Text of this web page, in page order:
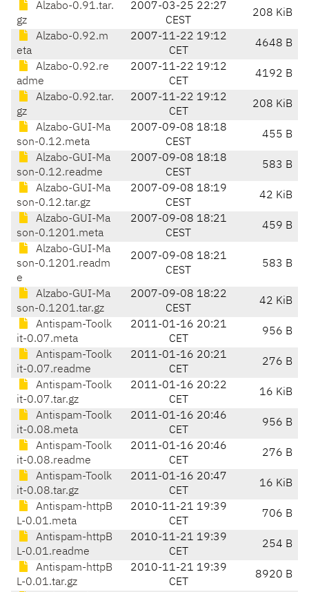
Alzabo-0.91.tar.
gz
2007-03-25 22:27
CEST
208 KiB
Alzabo-0.92.m
eta
2007-11-22 19:12
CET
4648 B
Alzabo-0.92.re
adme
2007-11-22 19:12
CET
4192 B
Alzabo-0.92.tar.
gz
2007-11-22 19:12
CET
208 KiB
Alzabo-GUI-Ma
son-0.12.meta
2007-09-08 18:18
CEST
455 B
Alzabo-GUI-Ma
son-0.12.readme
2007-09-08 18:18
CEST
583 B
Alzabo-GUI-Ma
son-0.12.tar.gz
2007-09-08 18:19
CEST
42 KiB
Alzabo-GUI-Ma
son-0.1201.meta
2007-09-08 18:21
CEST
459 B
Alzabo-GUI-Ma
son-0.1201.readm
e
2007-09-08 18:21
CEST
583 B
Alzabo-GUI-Ma
son-0.1201.tar.gz
2007-09-08 18:22
CEST
42 KiB
Antispam-Toolk
it-0.07.meta
2011-01-16 20:21
CET
956 B
Antispam-Toolk
it-0.07.readme
2011-01-16 20:21
CET
276 B
Antispam-Toolk
it-0.07.tar.gz
2011-01-16 20:22
CET
16 KiB
Antispam-Toolk
it-0.08.meta
2011-01-16 20:46
CET
956 B
Antispam-Toolk
it-0.08.readme
2011-01-16 20:46
CET
276 B
Antispam-Toolk
it-0.08.tar.gz
2011-01-16 20:47
CET
16 KiB
Antispam-httpB
L-0.01.meta
2010-11-21 19:39
CET
706 B
Antispam-httpB
L-0.01.readme
2010-11-21 19:39
CET
254 B
Antispam-httpB
L-0.01.tar.gz
2010-11-21 19:39
CET
8920 B